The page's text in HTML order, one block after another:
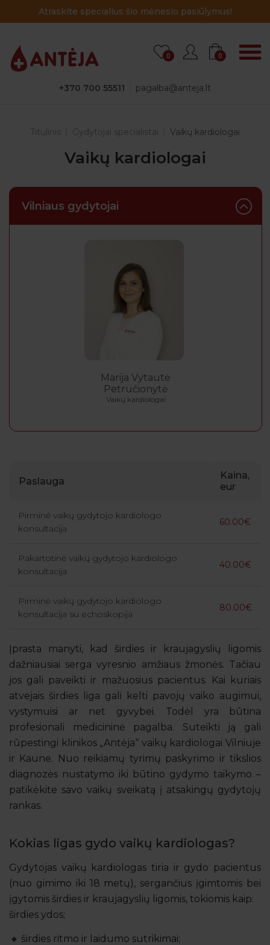
Atraskite specialius šio mėnesio pasiūlymus!
+370 700 55511 pagalba@anteja.lt
0 0
Titulinis Gydytojai specialistai Vaikų kardiologai
Vaikų kardiologai
Vilniaus gydytojai
Marija Vytautė
Petručionytė
Vaikų kardiologai
Paslauga
Kaina,
eur
Pirminė vaikų gydytojo kardiologo
konsultacija
60.00€
Pakartotinė vaikų gydytojo kardiologo
konsultacija
40.00€
Pirminė vaikų gydytojo kardiologo
konsultacija su echoskopija
80.00€
Įprasta manyti, kad širdies ir kraujagyslių ligomis
dažniausiai serga vyresnio amžiaus žmonės. Tačiau
jos gali paveikti ir mažuosius pacientus. Kai kuriais
atvejais širdies liga gali kelti pavojų vaiko augimui,
vystymuisi ar net gyvybei. Todėl yra būtina
profesionali medicininė pagalba. Suteikti ją gali
rūpestingi klinikos „Antėja“ vaikų kardiologai Vilniuje
ir Kaune. Nuo reikiamų tyrimų paskyrimo ir tikslios
diagnozės nustatymo iki būtino gydymo taikymo –
patikėkite savo vaikų sveikatą į atsakingų gydytojų
rankas.
Kokias ligas gydo vaikų kardiologas?
Gydytojas vaikų kardiologas tiria ir gydo pacientus
(nuo gimimo iki 18 metų), sergančius įgimtomis bei
įgytomis širdies ir kraujagyslių ligomis, tokiomis kaip:
širdies ydos;
širdies ritmo ir laidumo sutrikimai;